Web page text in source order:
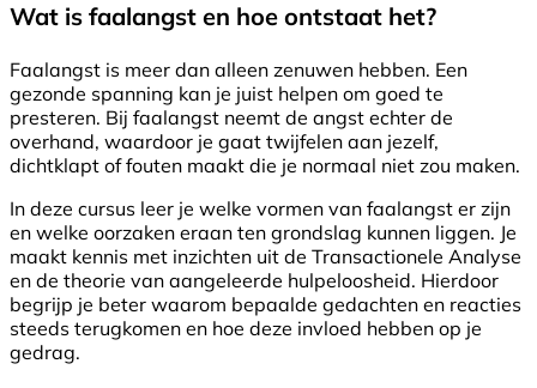
Wat is faalangst en hoe ontstaat het?
Faalangst is meer dan alleen zenuwen hebben. Een
gezonde spanning kan je juist helpen om goed te
presteren. Bij faalangst neemt de angst echter de
overhand, waardoor je gaat twijfelen aan jezelf,
dichtklapt of fouten maakt die je normaal niet zou maken.
In deze cursus leer je welke vormen van faalangst er zijn
en welke oorzaken eraan ten grondslag kunnen liggen. Je
maakt kennis met inzichten uit de Transactionele Analyse
en de theorie van aangeleerde hulpeloosheid. Hierdoor
begrijp je beter waarom bepaalde gedachten en reacties
steeds terugkomen en hoe deze invloed hebben op je
gedrag.